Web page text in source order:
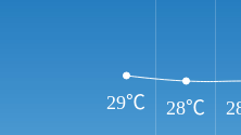
29℃ 28℃